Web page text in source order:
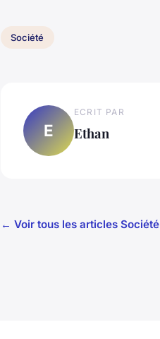
Société
E
ECRIT PAR
Ethan
← Voir tous les articles Société